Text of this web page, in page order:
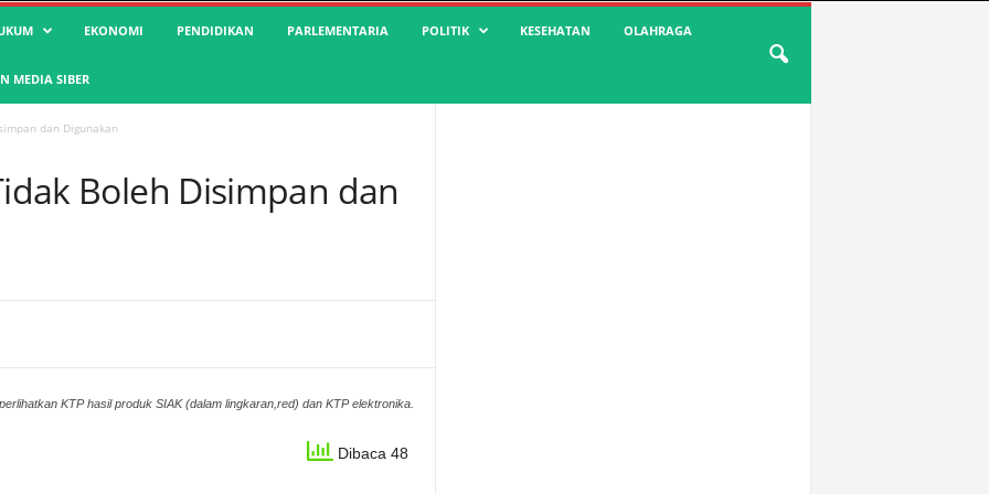
EKONOMI PENDIDIKAN PARLEMENTARIA POLITIK KESEHATAN OLAHRAGA
MEDIA SIBER
dan Digunakan
Boleh Disimpan dan
KTP hasil produk SIAK (dalam lingkaran,red) dan KTP elektronika.
Dibaca 48